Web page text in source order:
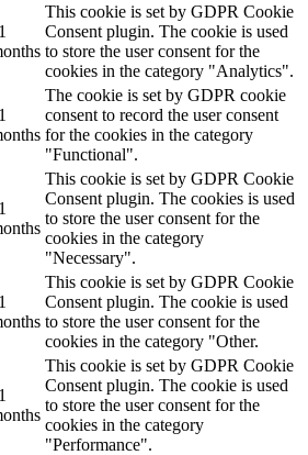
This cookie is set by GDPR Cookie
Consent plugin. The cookie is used
to store the user consent for the
cookies in the category "Analytics".
The cookie is set by GDPR cookie
consent to record the user consent
for the cookies in the category
"Functional".
This cookie is set by GDPR Cookie
Consent plugin. The cookies is used
to store the user consent for the
cookies in the category
"Necessary".
This cookie is set by GDPR Cookie
Consent plugin. The cookie is used
to store the user consent for the
cookies in the category "Other.
This cookie is set by GDPR Cookie
Consent plugin. The cookie is used
to store the user consent for the
cookies in the category
"Performance".